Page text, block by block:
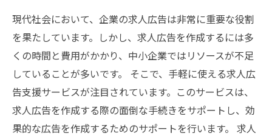
現代社会において、企業の求人広告は非常に重要な役割
を果たしています。しかし、求人広告を作成するには多
くの時間と費用がかかり、中小企業ではリソースが不足
していることが多いです。 そこで、手軽に使える求人広
告支援サービスが注目されています。このサービスは、
求人広告を作成する際の面倒な手続きをサポートし、効
果的な広告を作成するためのサポートを行います。 求人